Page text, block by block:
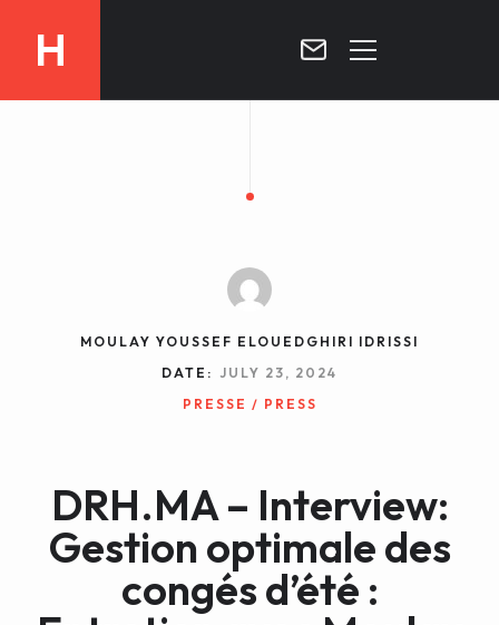
H
MOROCCO NOW !
MOROCCO :: MY COUNTRY
BLOG
TV
WEB AND PORTALS
OTHER / AUTRES
MOULAY YOUSSEF ELOUEDGHIRI IDRISSI
DATE: JULY 23, 2024
PRESSE / PRESS
DRH.MA – Interview:
Gestion optimale des
congés d’été :